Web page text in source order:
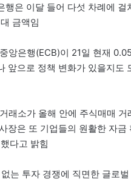
행은 이달 들어 다섯 차례에
금액임
앙은행(ECB)이 21일 현재
앞으로 정책 변화가 있을지도
래소가 올해 안에 주식매매
장은 또 기업들의 원활한 자금
다고 밝힘
는 투자 경쟁에 직면한 글로